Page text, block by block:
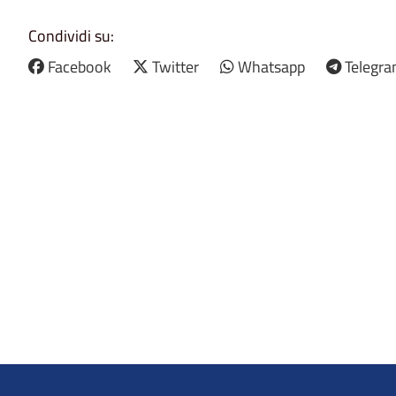
Condividi su:
Facebook
Twitter Whatsapp